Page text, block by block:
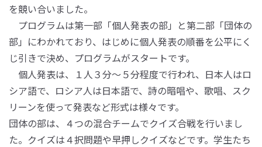
を競い合いました。
プログラムは第一部「個人発表の部」と第二部「団体の
部」にわかれており、はじめに個人発表の順番を公平にく
じ引きで決め、プログラムがスタートです。
個人発表は、１人３分～５分程度で行われ、日本人はロ
シア語で、ロシア人は日本語で、詩の暗唱や、歌唱、スク
リーンを使って発表など形式は様々です。
団体の部は、４つの混合チームでクイズ合戦を行いまし
た。クイズは４択問題や早押しクイズなどです。学生たち